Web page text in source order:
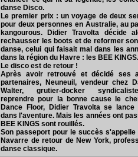
danse Disco.
Le premier prix : un voyage de deux
pour deux personnes en Australie, au
kangourous. Didier Travolta décide
rechausser les boots et de reformer
danse, celui qui faisait mal dans les
dans la région du Havre : les BEE KINGS.
Le disco est de retour !
Après avoir retrouvé et décidé ses
partenaires, Neuneuil, vendeur chez
Walter, grutier-docker
reprendre pour la bonne cause le
Dance Floor, Didier Travolta se
dans l'aventure. Mais les années ont
BEE KINGS sont rouillés.
Son passeport pour le succès s'appelle
Navarre de retour de New York,
danse classique.